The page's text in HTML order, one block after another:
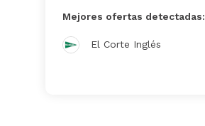
Mejores ofertas detectadas:
El Corte Inglés